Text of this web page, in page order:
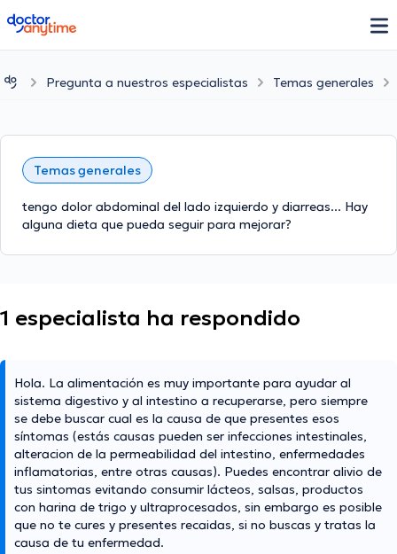
doctoranytime
Pregunta a nuestros especialistas Temas generales
Temas generales
tengo dolor abdominal del lado izquierdo y diarreas... Hay
alguna dieta que pueda seguir para mejorar?
1 especialista ha respondido
Hola. La alimentación es muy importante para ayudar al
sistema digestivo y al intestino a recuperarse, pero siempre
se debe buscar cual es la causa de que presentes esos
síntomas (estás causas pueden ser infecciones intestinales,
alteracion de la permeabilidad del intestino, enfermedades
inflamatorias, entre otras causas). Puedes encontrar alivio de
tus sintomas evitando consumir lácteos, salsas, productos
con harina de trigo y ultraprocesados, sin embargo es posible
que no te cures y presentes recaidas, si no buscas y tratas la
causa de tu enfermedad.